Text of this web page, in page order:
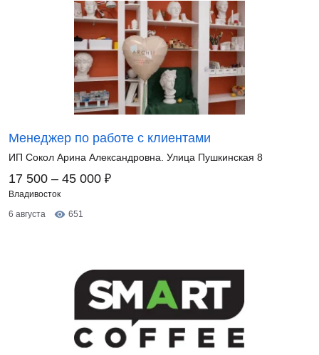
Менеджер по работе с клиентами
ИП Сокол Арина Александровна. Улица Пушкинская 8
17 500 – 45 000 ₽
Владивосток
6 августа
651